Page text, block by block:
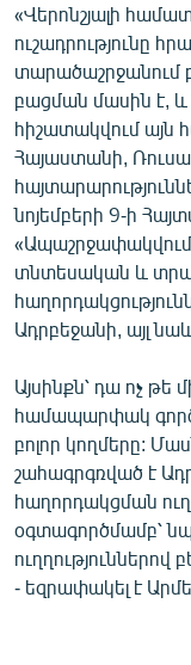
«Վերոնշյալի
ուշադրությունը
տարածաշրջանում
բացման մասին է, և
հիշատակվում այն
Հայաստանի,
նոյեմբերի 9-ի
տնտեսական և
Ադրբեջանի, այլ
Այսինքն՝ դա ոչ թե
համապարփակ
բոլոր կողմերը:
շահագրգռված է
հաղորդակցման
օգտագործմամբ՝
- եզրափակել է